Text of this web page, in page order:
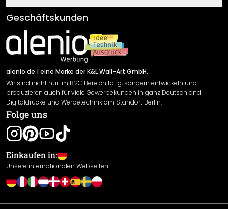
Klebe- und Montageanleitungen
Newsletter An-/Abmeldung
Sendungsverfolgung
AGB
Impressum
Versand & Zahlung
Rücksendung
Widerrufsrecht
Datenschutzerklärung
Gewährleistung
Leistungserklärung / CE-Zeichen
Cookie Einstellungen
Geschäftskunden
alenio.de | eine Marke der K&L Wall-Art GmbH.
Wir sind nicht nur im B2C Bereich tätig, sondern entwickeln und
produzieren auch für viele Gewerbekunden in ganz Deutschland
Digitaldrucke und Werbetechnik am Standort Berlin.
Folge uns
Einkaufen in:
Unsere internationalen Webseiten